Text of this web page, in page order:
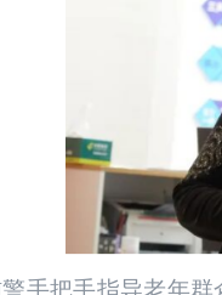
手把手指导老年